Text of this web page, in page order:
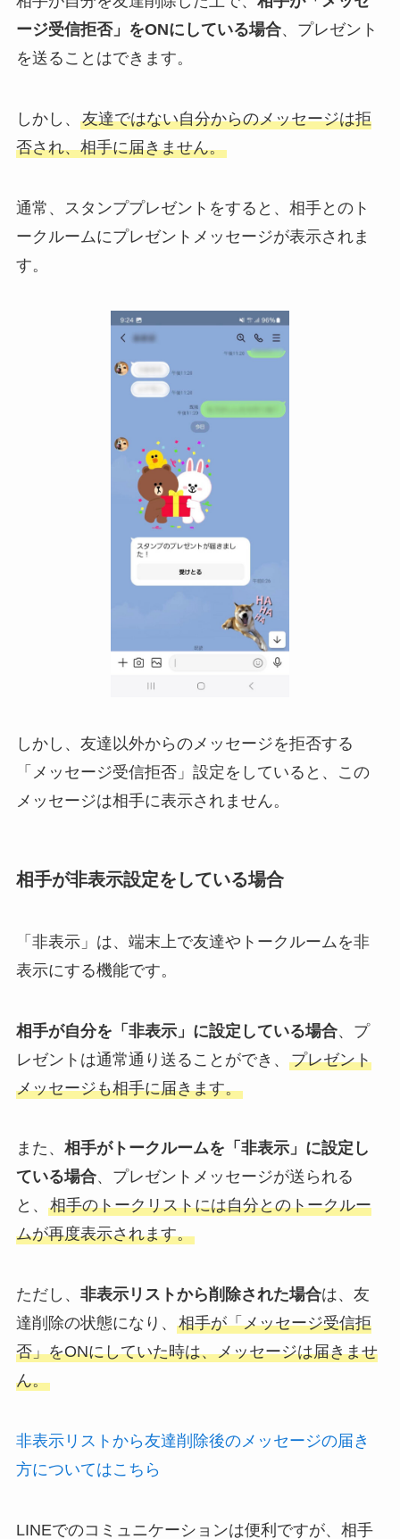
ージ受信拒否」をONにしている場合、プレゼント
を送ることはできます。
しかし、 友達ではない自分からのメッセージは拒
否され、相手に届きません。
通常、スタンププレゼントをすると、相手とのト
ークルームにプレゼントメッセージが表示されま
す。
しかし、友達以外からのメッセージを拒否する
「メッセージ受信拒否」設定をしていると、この
メッセージは相手に表示されません。
相手が非表示設定をしている場合
「非表示」は、端末上で友達やトークルームを非
表示にする機能です。
相手が自分を「非表示」に設定している場合、プ
レゼントは通常通り送ることができ、 プレゼント
メッセージも相手に届きます。
また、 相手がトークルームを「非表示」に設定し
ている場合、プレゼントメッセージが送られる
と、 相手のトークリストには自分とのトークルー
ムが再度表示されます。
ただし、 非表示リストから削除された場合は、友
達削除の状態になり、 相手が「メッセージ受信拒
否」をONにしていた時は、メッセージは届きませ
ん。
非表示リストから友達削除後のメッセージの届き
方についてはこちら
LINEでのコミュニケーションは便利ですが、相手